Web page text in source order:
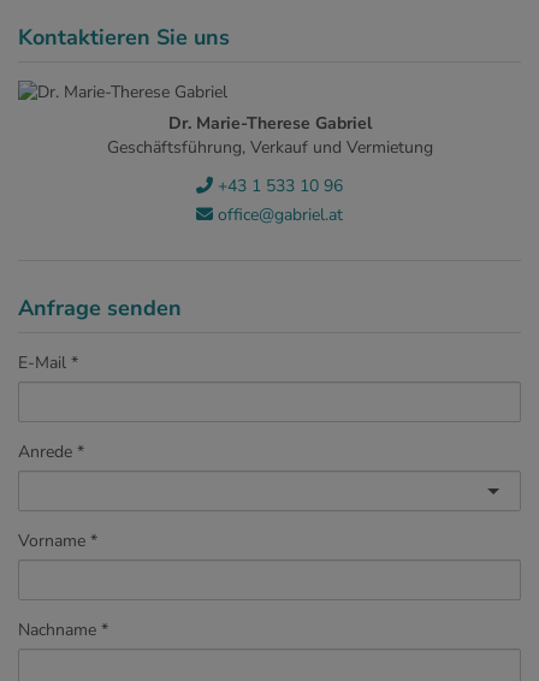
Kontaktieren Sie uns
Dr. Marie-Therese Gabriel
Geschäftsführung, Verkauf und Vermietung
+43 1 533 10 96
office@gabriel.at
Anfrage senden
E-Mail
Anrede
Vorname
Nachname